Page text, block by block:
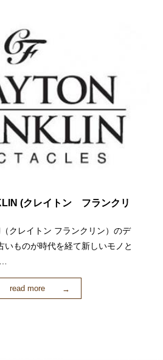
(クレイトン フランクリ
クレイトン フランクリン）のデ
いものが時代を経て新しいモノと
…
read more